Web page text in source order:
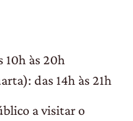
10h às 20h
das 14h às 21h
a visitar o